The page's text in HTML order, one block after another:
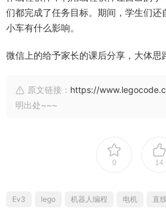
们都完成了任务目标。期间，学生们还
小车有什么影响。
微信上的给予家长的课后分享，大体思
原文链接： https://
明出处~~~
0 14
Ev3 lego 机器人编程 电机 直